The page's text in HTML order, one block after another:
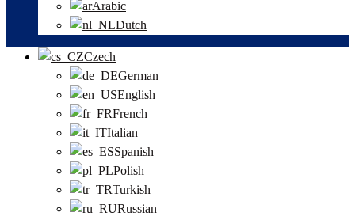
Arabic
Dutch
Czech
German
English
French
Italian
Spanish
Polish
Turkish
Russian